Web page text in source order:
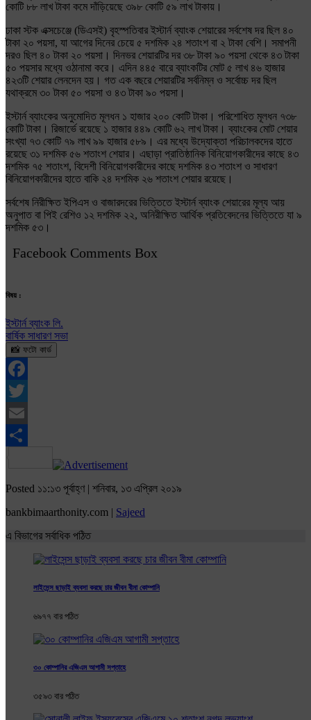
কোটি ৮৮ লাখ টাকা কমে দাঁড়িয়েছে ৩৯৮ কোটি ৫৯ লাখ টাকায়।
ঢাকা স্টক এক্সচেঞ্জে (ডিএসই) বৃহস্পতিবার ইস্টার্ন ব্যাংক শেয়ারের সর্বশেষ দর ছিল ৪০
টাকা ২০ পয়সা, যা আগের দিনের চেয়ে ৫ দশমিক ২৪ শতাংশ বা ২ টাকা বেশি। সমাপনী
দরও ছিল ৪০ টাকা ২০ পয়সা। দিনভর শেয়ারটির দর ৩৮ টাকা ৯০ পয়সা থেকে ৪৩ টাকা
৫০ পয়সার মধ্যে ওঠানামা করে। এদিন ৪৪৫ বারে ব্যাংকটির মোট ৫ লাখ ৪৬ হাজার
৪২৩টি শেয়ার লেনদেন হয়। গত এক বছরে শেয়ারটির সর্বনিম্ন ও সর্বোচ্চ দর ছিল
যথাক্রমে ৩০ টাকা ৫০ পয়সা ও ৪৩ টাকা ৯০ পয়সা।
ইস্টার্ন ব্যাংকের অনুমোদিত মূলধন ১ হাজার ২০০ কোটি টাকা। পরিশোধিত মূলধন ৭৩৮
কোটি টাকা। রিজার্ভে রয়েছে ১ হাজার ৪৪৯ কোটি ৬২ লাখ টাকা। ব্যাংকের মোট শেয়ার
সংখ্যা ৭৩ কোটি ৭৯ লাখ ৯৯ হাজার ৫৮৯। এর মধ্যে উদ্যোক্তা পরিচালকদের হাতে
রয়েছে ৩১ দশমিক ৫৬ শতাংশ শেয়ার। এছাড়া প্রাতিষ্ঠানিক বিনিয়োগকারীদের কাছে ৪৩
দশমিক ৭৫ শতাংশ, বিদেশী বিনিয়োগকারীদের কাছে দশমিক ৪৩ শতাংশ ও সাধারণ
বিনিয়োগকারীদের হাতে বাকি ২৪ দশমিক ২৬ শতাংশ শেয়ার রয়েছে।
সর্বশেষ নিরীক্ষিত ইপিএস ও বাজারদরের ভিত্তিতে ইস্টার্ন ব্যাংক শেয়ারের মূল্য আয়
অনুপাত বা পিই রেশিও ১২ দশমিক ২২, অনিরীক্ষিত আর্থিক প্রতিবেদনের ভিত্তিতে যা ৯
দশমিক ৫৩।
Facebook Comments Box
বিষয় :
ইস্টার্ন ব্যাংক লি.
বার্ষিক সাধারণ সভা
📸 ফটো কার্ড
Facebook
Twitter
Email
Share
Posted ১১:১৩ পূর্বাহ্ণ | শনিবার, ১৩ এপ্রিল ২০১৯
bankbimaarthonity.com | Sajeed
এ বিভাগের সর্বাধিক পঠিত
লাইসেন্স ছাড়াই ব্যবসা করছে চার জীবন বীমা কোম্পানি
৬৯৭৭ বার পঠিত
৩০ কোম্পানির এজিএম আগামী সপ্তাহে
৩৫৯৩ বার পঠিত